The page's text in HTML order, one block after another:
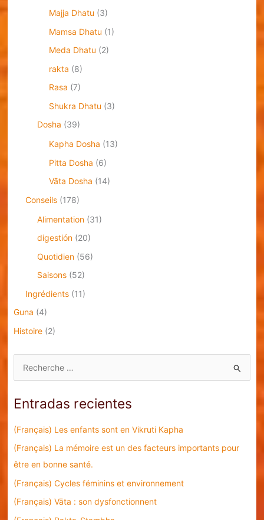
Majja Dhatu (3)
Mamsa Dhatu (1)
Meda Dhatu (2)
rakta (8)
Rasa (7)
Shukra Dhatu (3)
Dosha (39)
Kapha Dosha (13)
Pitta Dosha (6)
Vāta Dosha (14)
Conseils(178)
Alimentation(31)
digestión(20)
Quotidien(56)
Saisons(52)
Ingrédients(11)
Guna (4)
Histoire(2)
u
c
a
r
p
o
Entradas recientes
(Français) Les enfants sont en Vikruti Kapha
(Français) La mémoire est un des facteurs importants pour
être en bonne santé.
(Français) Cycles féminins et environnement
(Français) Vāta : son dysfonctionnent